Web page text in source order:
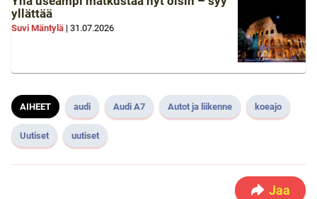
yllättää
Suvi Mäntylä | 31.07.2026
AIHEET audi Audi A7 Autot ja liikenne koeajo
Uutiset uutiset
Jaa